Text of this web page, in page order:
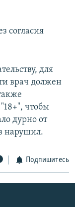
согласия
для
врач должен
чтобы
дурно от
нарушил.
Подпишитесь